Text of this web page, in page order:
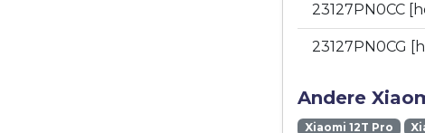
23127PN0CC
23127PN0CG
Andere
Xiaomi 12T Pro